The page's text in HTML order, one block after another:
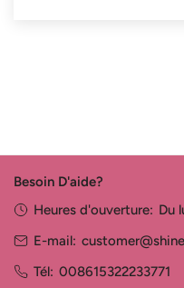
Besoin D'aide?
Heures d'ouverture: Du
E-mail:
Tél: 008615322233771